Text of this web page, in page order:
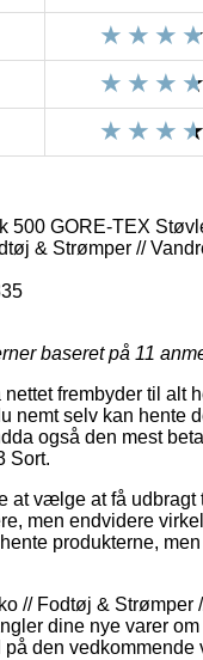
500 GORE-TEX
& Strømper //
baseret på 11
frembyder til
nemt selv kan hente
også den mest
Sort.
at vælge at få
men endvidere
produkterne,
// Fodtøj &
dine nye varer
den vedkommende